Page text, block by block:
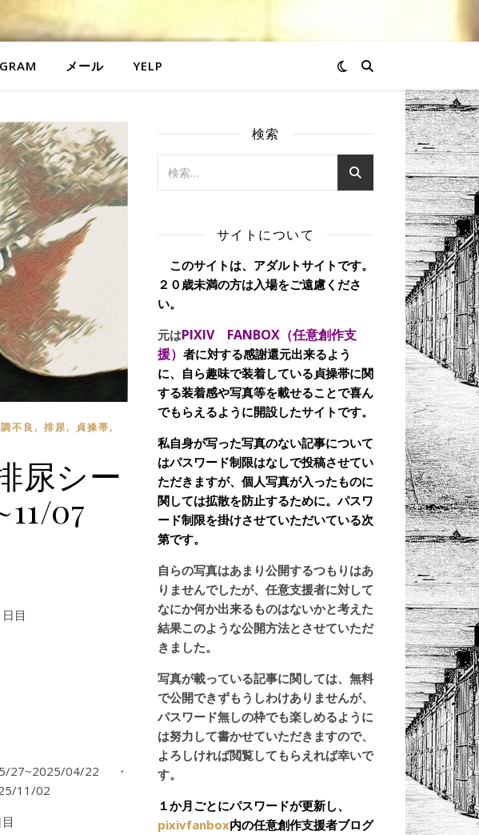
メール YELP
不良 , 排尿, 貞操帯,
尿シー
07
目
04/22・
11/02
目
検索
サイトについて
このサイトは、アダルトサイトです。
２０歳未満の方は入場をご遠慮くださ
い。
元はPIXIV FANBOX（任意創作支
援） 者に対する感謝還元出来るよう
に、自ら趣味で装着している貞操帯に関
する装着感や写真等を載せることで喜ん
でもらえるように開設したサイトです。
私自身が写った写真のない記事について
はパスワード制限はなしで投稿させてい
ただきますが、個人写真が入ったものに
関しては拡散を防止するために。パスワ
ード制限を掛けさせていただいている次
第です。
自らの写真はあまり公開するつもりはあ
りませんでしたが、任意支援者に対して
なにか何か出来るものはないかと考えた
結果このような公開方法とさせていただ
きました。
写真が載っている記事に関しては、無料
で公開できずもうしわけありませんが、
パスワード無しの枠でも楽しめるように
は努力して書かせていただきますので、
よろしければ閲覧してもらえれば幸いで
す。
１か月ごとにパスワードが更新し、
pixivfanbox内の任意創作支援者ブログ